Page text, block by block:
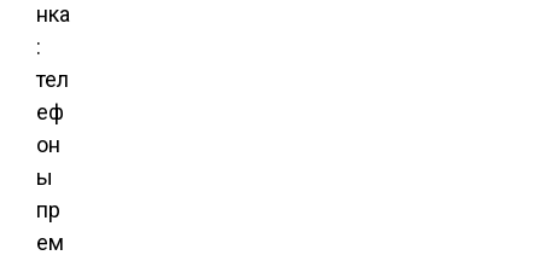
нка
:
тел
еф
он
ы
пр
ем